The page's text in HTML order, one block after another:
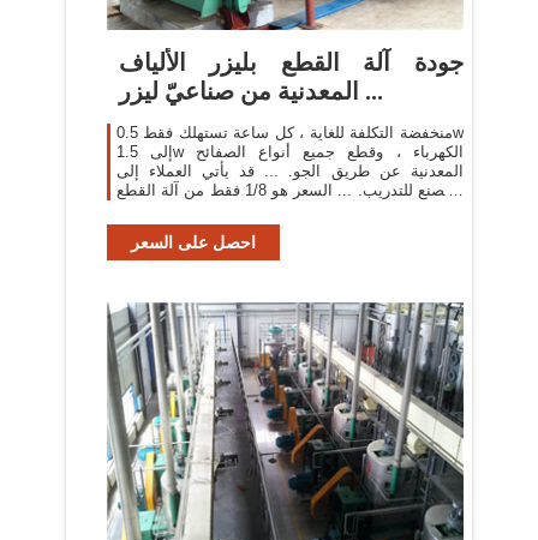
جودة آلة القطع بليزر الألياف
المعدنية من صناعيّ ليزر ...
منخفضة التكلفة للغاية ، كل ساعة تستهلك فقط 0.5w
إلى 1.5w الكهرباء ، وقطع جميع أنواع الصفائح
المعدنية عن طريق الجو. ... قد يأتي العملاء إلى
المصنع للتدريب. ... السعر هو 1/8 فقط من آلة القطع
احصل على السعر